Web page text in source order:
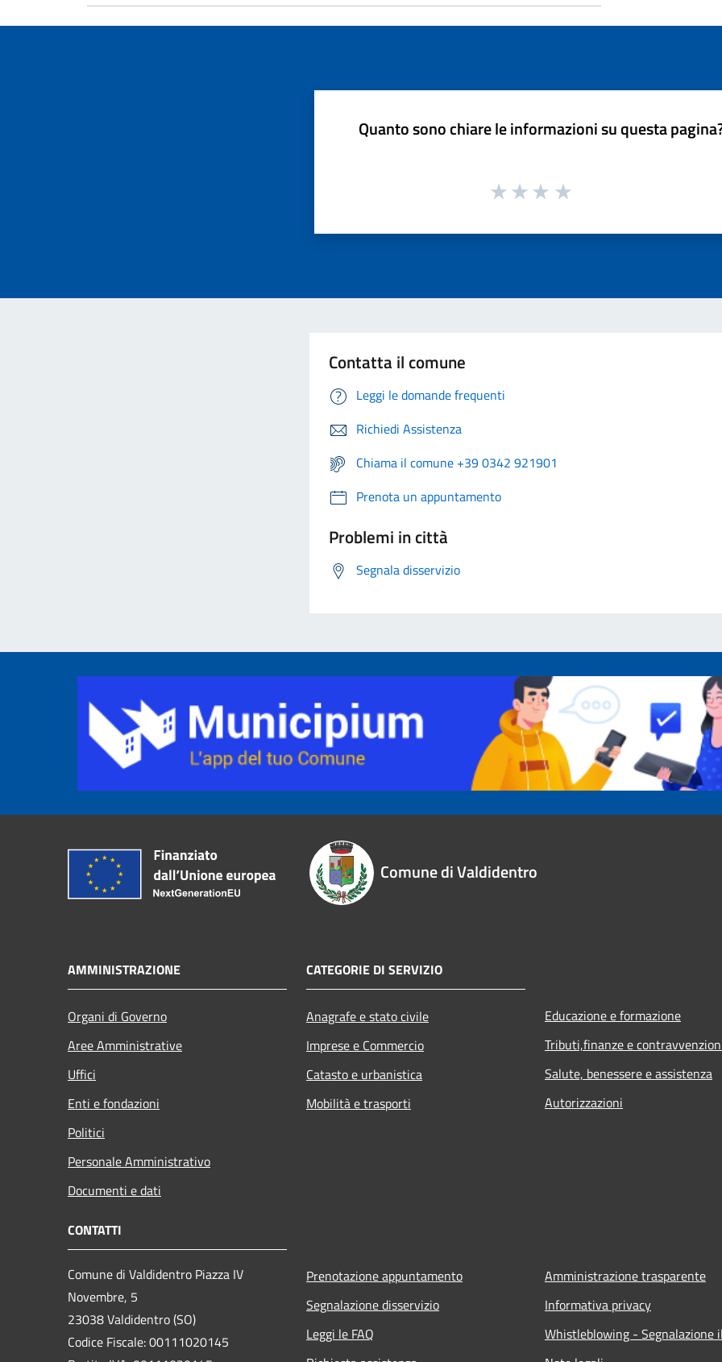
Quanto sono chiare le informazioni su questa
Contatta il comune
Leggi le domande frequenti
Richiedi Assistenza
Chiama il comune +39 0342 921901
Prenota un appuntamento
Problemi in città
Segnala disservizio
Comune di Valdidentro
AMMINISTRAZIONE
Organi di Governo
Aree Amministrative
Uffici
Enti e fondazioni
Politici
Personale Amministrativo
Documenti e dati
CATEGORIE DI SERVIZIO
Anagrafe e stato civile
Imprese e Commercio
Catasto e urbanistica
Mobilità e trasporti
Educazione e formazione
Tributi,finanze e
Salute, benessere e assistenza
Autorizzazioni
CONTATTI
Comune di Valdidentro Piazza IV
Novembre, 5
23038 Valdidentro (SO)
Codice Fiscale: 00111020145
Prenotazione appuntamento
Segnalazione disservizio
Leggi le FAQ
Amministrazione trasparente
Informativa privacy
Whistleblowing - Segnalazione